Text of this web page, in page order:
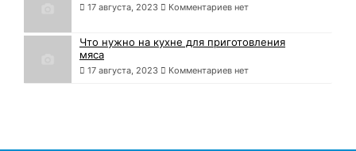
17 августа, 2023 Комментариев нет
Что нужно на кухне для приготовления
мяса
17 августа, 2023 Комментариев нет